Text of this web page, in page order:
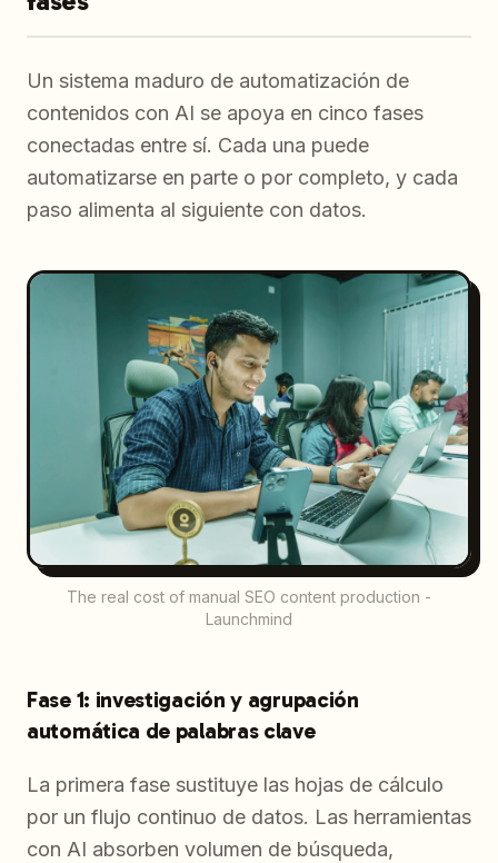
Un sistema maduro de automatización de
contenidos con AI se apoya en cinco fases
conectadas entre sí. Cada una puede
automatizarse en parte o por completo, y cada
paso alimenta al siguiente con datos.
The real cost of manual SEO content production -
Launchmind
Fase 1: investigación y agrupación
automática de palabras clave
La primera fase sustituye las hojas de cálculo
por un flujo continuo de datos. Las herramientas
con AI absorben volumen de búsqueda,